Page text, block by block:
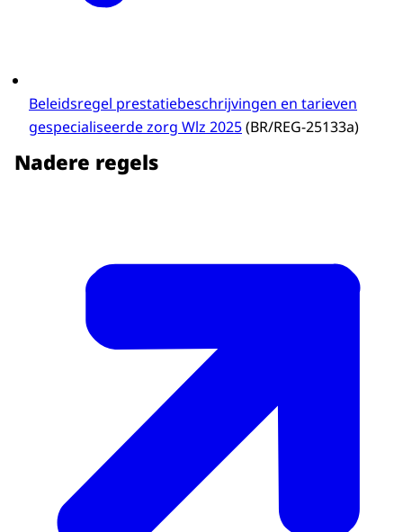
Beleidsregel prestatiebeschrijvingen en tarieven
gespecialiseerde zorg Wlz 2025(BR/REG-25133a)
Nadere regels